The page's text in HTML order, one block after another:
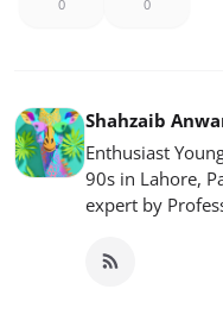
0 0
Shahzaib
Enthusiast
90s in Lahore,
expert by